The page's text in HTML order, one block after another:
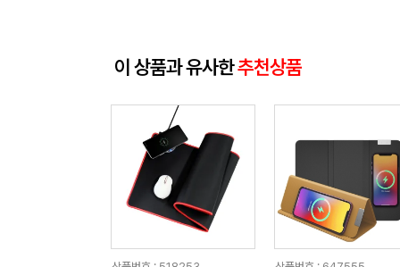
이 상품과 유사한추천상품